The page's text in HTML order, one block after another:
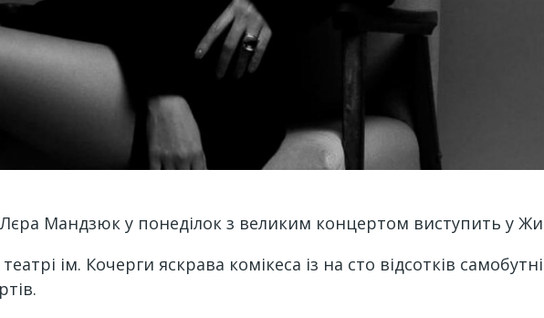
Лєра Мандзюк у понеділок з великим концертом виступить у
ім. Кочерги яскрава комікеса із на сто відсотків